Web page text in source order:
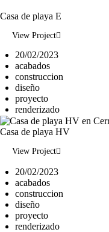
Casa de playa E
View Project
20/02/2023
acabados
construccion
diseño
proyecto
renderizado
Casa de playa HV
View Project
20/02/2023
acabados
construccion
diseño
proyecto
renderizado